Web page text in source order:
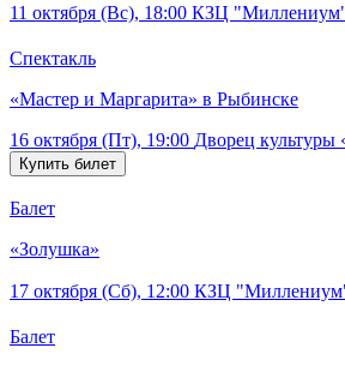
11 октября (Вс), 18:00 КЗЦ
Спектакль
«Мастер и Маргарита» в Рыбинске
16 октября (Пт), 19:00 Дворец
Балет
«Золушка»
17 октября (Сб), 12:00 КЗЦ
Балет